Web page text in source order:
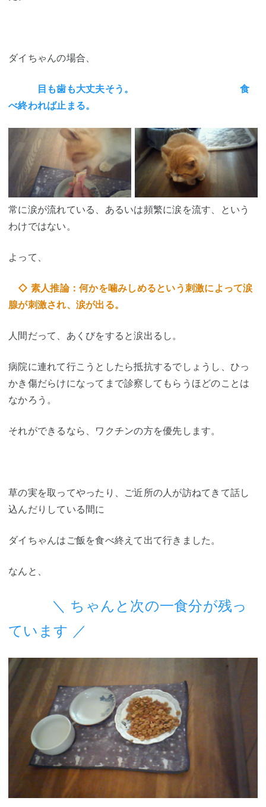
ダイちゃんの場合、
目も歯も大丈夫そう。
食
べ終われば止まる。
常に涙が流れている、あるいは頻繁に涙を流す、という
わけではない。
よって、
◇ 素人推論：何かを噛みしめるという刺激によって涙
腺が刺激され、涙が出る。
人間だって、あくびをすると涙出るし。
病院に連れて行こうとしたら抵抗するでしょうし、ひっ
かき傷だらけになってまで診察してもらうほどのことは
なかろう。
それができるなら、ワクチンの方を優先します。
草の実を取ってやったり、ご近所の人が訪ねてきて話し
込んだりしている間に
ダイちゃんはご飯を食べ終えて出て行きました。
なんと、
＼ ちゃんと次の一食分が残っ
ています ／